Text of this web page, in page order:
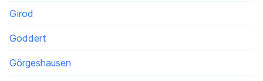
Girod
Goddert
Görgeshausen